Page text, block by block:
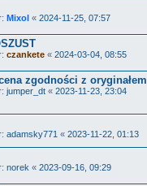
Mixol « 2024-11-25, 07:57
czankete « 2024-03-04, 08:55
zgodności z oryginałem
jumper_dt « 2023-11-23, 23:04
adamsky771 « 2023-11-22, 01:13
norek « 2023-09-16, 09:29